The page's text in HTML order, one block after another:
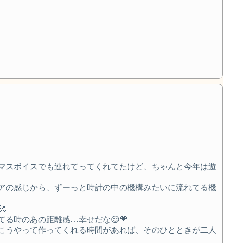
ボイスでも連れてってくれてたけど、ちゃんと今年は遊
感じから、ずーっと時計の中の機構みたいに流れてる機
る時のあの距離感…幸せだな😌💗
やって作ってくれる時間があれば、そのひとときが二人